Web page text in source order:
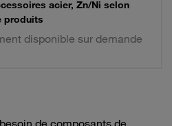
acier, Zn/Ni selon
produits
disponible sur demande
de composants de